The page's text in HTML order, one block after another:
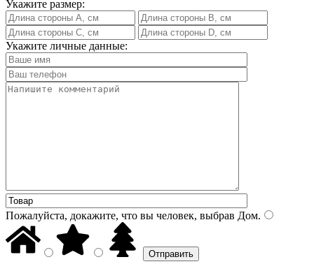
Укажите размер:
Укажите личные данные:
Пожалуйста, докажите, что вы человек, выбрав Дом.